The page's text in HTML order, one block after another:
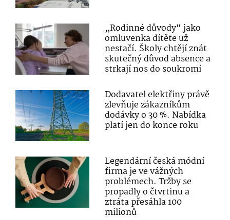
„Rodinné důvody“ jako
omluvenka dítěte už
nestačí. Školy chtějí znát
skutečný důvod absence a
strkají nos do soukromí
Dodavatel elektřiny právě
zlevňuje zákazníkům
dodávky o 30 %. Nabídka
platí jen do konce roku
Legendární česká módní
firma je ve vážných
problémech. Tržby se
propadly o čtvrtinu a
ztráta přesáhla 100
milionů